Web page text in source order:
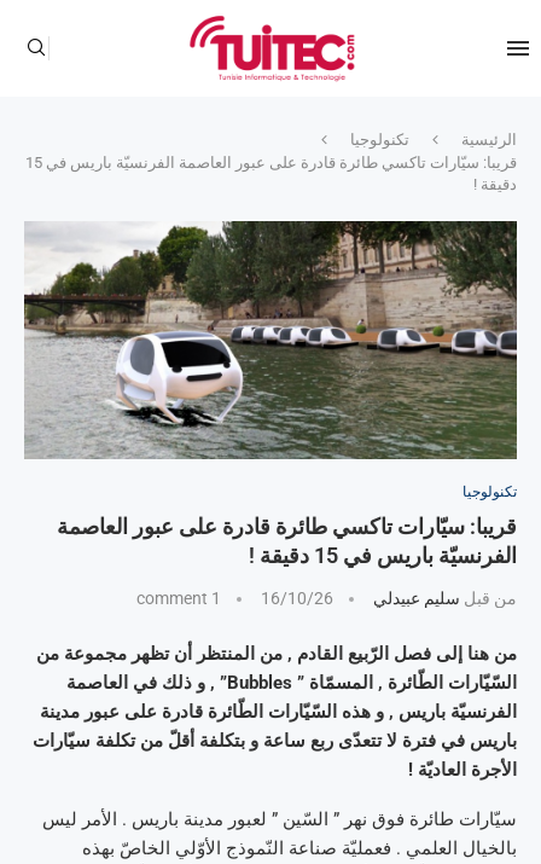
الرئيسية
تكنولوجيا
قريبا: سيّارات تاكسي طائرة قادرة على عبور العاصمة الفرنسيّة باريس في 15
دقيقة !
تكنولوجيا
قريبا: سيّارات تاكسي طائرة قادرة على عبور العاصمة
الفرنسيّة باريس في 15 دقيقة !
من قبل سليم عبيدلي 16/10/26
1 comment
من هنا إلى فصل الرّبيع القادم , من المنتظر أن تظهر مجموعة من
السّيّارات الطّائرة , المسمّاة ” Bubbles” , و ذلك في العاصمة
الفرنسيّة باريس , و هذه السّيّارات الطّائرة قادرة على عبور مدينة
باريس في فترة لا تتعدّى ربع ساعة و بتكلفة أقلّ من تكلفة سيّارات
الأجرة العاديّة !
سيّارات طائرة فوق نهر ” السّين ” لعبور مدينة باريس . الأمر ليس
بالخيال العلمي . فعمليّة صناعة النّموذج الأوّلي الخاصّ بهذه